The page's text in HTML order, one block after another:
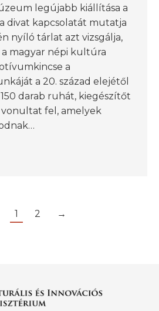
legújabb kiállítása a
divat kapcsolatát mutatja
nyíló tárlat azt vizsgálja,
a magyar népi kultúra
a
a 20. század elejétől
darab ruhát, kiegészítőt
fel, amelyek
1 2 →